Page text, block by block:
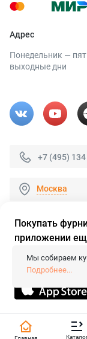
Адрес
Понедельник —
выходные дни
+7 (495)
Москва
© 2026
Сопровождение сайта
Все права защищены.
Не является
Политика
Покупать
приложении
Мы собираем
Подробнее...